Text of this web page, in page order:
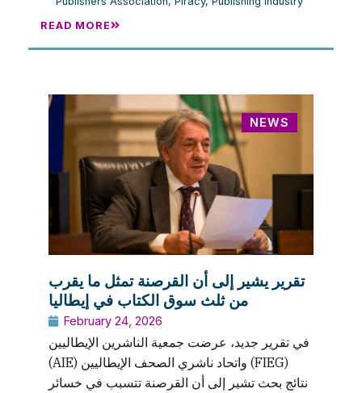
READ MORE
NEWS
تقرير يشير إلى أن القرصنة تمثل ما يقرب
من ثلث سوق الكتاب في إيطاليا
February 24, 2026
في تقرير جديد، عرضت جمعية الناشرين الإيطاليين
(AIE) واتحاد ناشري الصحف الإيطاليين (FIEG)
نتائج بحث تشير إلى أن القرصنة تتسبب في خسائر